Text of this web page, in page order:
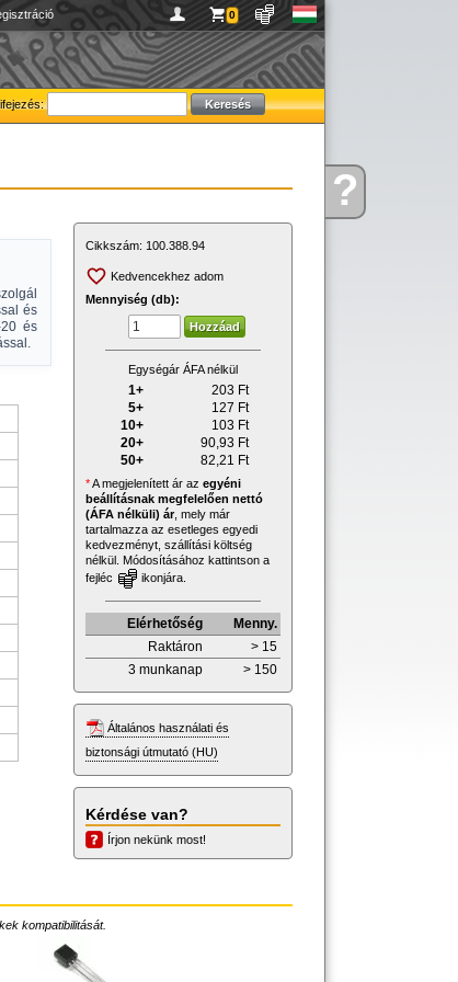
Kérdése?
0
és
20 és
Cikkszám: 100.388.94
Kedvencekhez adom
Mennyiség (db):
Egységár ÁFA nélkül
1+ 203 Ft
5+
127 Ft
10+
103 Ft
20+
90,93 Ft
50+
82,21 Ft
*A megjelenített ár az egyéni
beállításnak megfelelően nettó
(ÁFA nélküli) ár, mely már
tartalmazza az esetleges egyedi
kedvezményt, szállítási költség
nélkül. Módosításához kattintson a
fejléc
ikonjára.
Elérhetőség
Menny.
Raktáron
> 15
3 munkanap
> 150
Általános használati és
biztonsági útmutató (HU)
Kérdése van?
Írjon nekünk most!
kompatibilitását.